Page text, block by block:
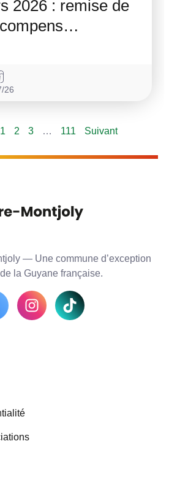
2026 : remise de
26
1 2 3 … 111 Suivant
— Une commune d’exception
la Guyane française.